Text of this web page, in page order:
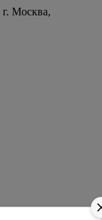
г. Москва,